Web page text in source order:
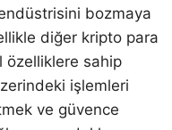
bozmaya
diğer kripto para
özelliklere sahip
işlemleri
ve güvence